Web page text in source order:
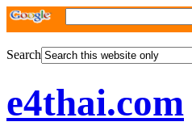
Search
e4thai.com